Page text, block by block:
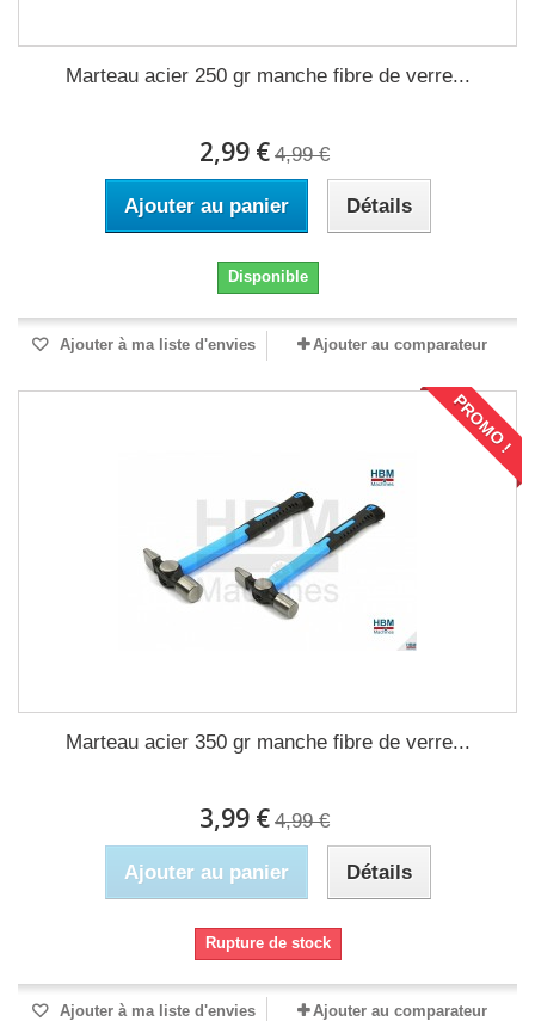
Marteau acier 250 gr manche fibre de verre...
2,99 € 4,99 €
Ajouter au panier Détails
Disponible
Ajouter à ma liste d'envies Ajouter au comparateur
PROMO !
Marteau acier 350 gr manche fibre de verre...
3,99 € 4,99 €
Ajouter au panier Détails
Rupture de stock
Ajouter à ma liste d'envies Ajouter au comparateur